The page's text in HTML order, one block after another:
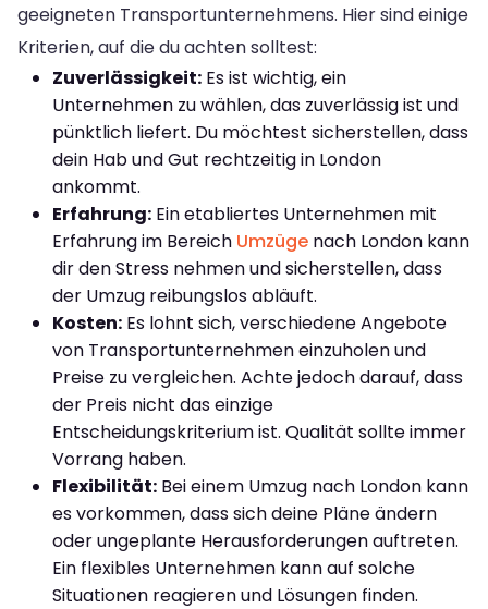
geeigneten Transportunternehmens. Hier sind einige
Kriterien, auf die du achten solltest:
Zuverlässigkeit: Es ist wichtig, ein
Unternehmen zu wählen, das zuverlässig ist und
pünktlich liefert. Du möchtest sicherstellen, dass
dein Hab und Gut rechtzeitig in London
ankommt.
Erfahrung: Ein etabliertes Unternehmen mit
Erfahrung im Bereich Umzüge nach London kann
dir den Stress nehmen und sicherstellen, dass
der Umzug reibungslos abläuft.
Kosten: Es lohnt sich, verschiedene Angebote
von Transportunternehmen einzuholen und
Preise zu vergleichen. Achte jedoch darauf, dass
der Preis nicht das einzige
Entscheidungskriterium ist. Qualität sollte immer
Vorrang haben.
Flexibilität: Bei einem Umzug nach London kann
es vorkommen, dass sich deine Pläne ändern
oder ungeplante Herausforderungen auftreten.
Ein flexibles Unternehmen kann auf solche
Situationen reagieren und Lösungen finden.